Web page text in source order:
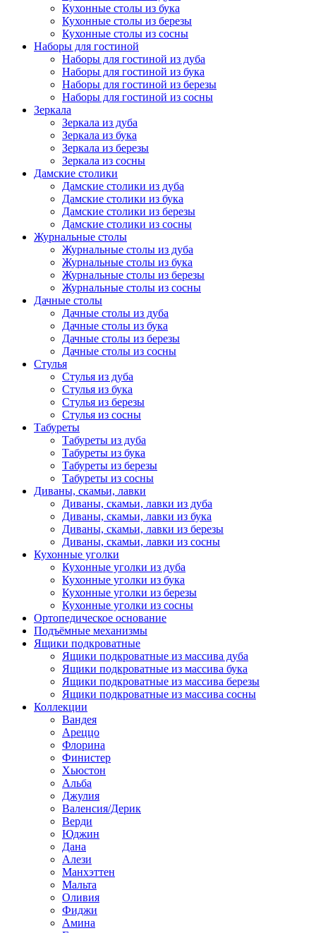
Кухонные столы из бука
Кухонные столы из березы
Кухонные столы из сосны
Наборы для гостиной
Наборы для гостиной из дуба
Наборы для гостиной из бука
Наборы для гостиной из березы
Наборы для гостиной из сосны
Зеркала
Зеркала из дуба
Зеркала из бука
Зеркала из березы
Зеркала из сосны
Дамские столики
Дамские столики из дуба
Дамские столики из бука
Дамские столики из березы
Дамские столики из сосны
Журнальные столы
Журнальные столы из дуба
Журнальные столы из бука
Журнальные столы из березы
Журнальные столы из сосны
Дачные столы
Дачные столы из дуба
Дачные столы из бука
Дачные столы из березы
Дачные столы из сосны
Стулья
Стулья из дуба
Стулья из бука
Стулья из березы
Стулья из сосны
Табуреты
Табуреты из дуба
Табуреты из бука
Табуреты из березы
Табуреты из сосны
Диваны, скамьи, лавки
Диваны, скамьи, лавки из дуба
Диваны, скамьи, лавки из бука
Диваны, скамьи, лавки из березы
Диваны, скамьи, лавки из сосны
Кухонные уголки
Кухонные уголки из дуба
Кухонные уголки из бука
Кухонные уголки из березы
Кухонные уголки из сосны
Ортопедическое основание
Подъёмные механизмы
Ящики подкроватные
Ящики подкроватные из массива дуба
Ящики подкроватные из массива бука
Ящики подкроватные из массива березы
Ящики подкроватные из массива сосны
Коллекции
Вандея
Ареццо
Флорина
Финистер
Хьюстон
Альба
Джулия
Валенсия/Дерик
Верди
Юджин
Дана
Алези
Манхэттен
Мальта
Оливия
Фиджи
Амина